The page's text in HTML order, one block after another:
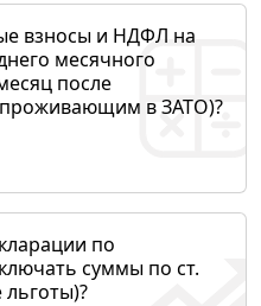
взносы и НДФЛ на
месячного
после
в ЗАТО)?
по
суммы по ст.